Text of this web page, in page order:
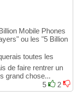
Mobile Phones
ou les "5 Billion
toutes les
de faire rentrer un
grand chose...
5
2